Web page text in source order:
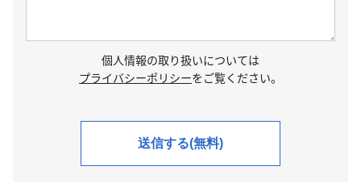
個人情報の取り扱いについては
プライバシーポリシーをご覧ください。